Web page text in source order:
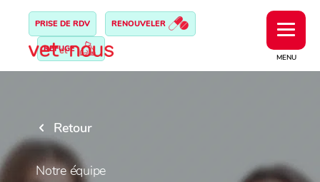
MENU
PRISE DE RDV RENOUVELER
REFUGE
Retour
Notre équipe